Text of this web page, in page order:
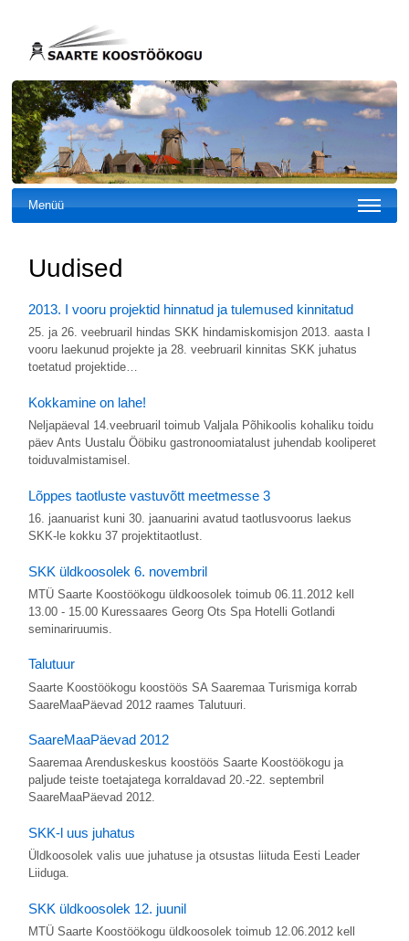
Menüü
Uudised
2013. I vooru projektid hinnatud ja tulemused kinnitatud
25. ja 26. veebruaril hindas SKK hindamiskomisjon 2013. aasta I
vooru laekunud projekte ja 28. veebruaril kinnitas SKK juhatus
toetatud projektide…
Kokkamine on lahe!
Neljapäeval 14.veebruaril toimub Valjala Põhikoolis kohaliku toidu
päev Ants Uustalu Ööbiku gastronoomiatalust juhendab kooliperet
toiduvalmistamisel.
Lõppes taotluste vastuvõtt meetmesse 3
16. jaanuarist kuni 30. jaanuarini avatud taotlusvoorus laekus
SKK-le kokku 37 projektitaotlust.
SKK üldkoosolek 6. novembril
MTÜ Saarte Koostöökogu üldkoosolek toimub 06.11.2012 kell
13.00 - 15.00 Kuressaares Georg Ots Spa Hotelli Gotlandi
seminariruumis.
Talutuur
Saarte Koostöökogu koostöös SA Saaremaa Turismiga korrab
SaareMaaPäevad 2012 raames Talutuuri.
SaareMaaPäevad 2012
Saaremaa Arenduskeskus koostöös Saarte Koostöökogu ja
paljude teiste toetajatega korraldavad 20.-22. septembril
SaareMaaPäevad 2012.
SKK-l uus juhatus
Üldkoosolek valis uue juhatuse ja otsustas liituda Eesti Leader
Liiduga.
SKK üldkoosolek 12. juunil
MTÜ Saarte Koostöökogu üldkoosolek toimub 12.06.2012 kell